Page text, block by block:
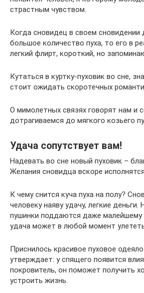
страстным чувством.
Когда сновидец в своем сновидении
большое количество пуха, то его в
легкий флирт, короткий, но
Кутаться в куртку-пуховик во сне,
стоит ожидать скоротечных
О мимолетных связях говорят нам и
дотрагиваемся до мягкого козьего
Удача сопутствует вам!
Надевать во сне новый пуховик –
Желания сновидца вскоре
К чему снится куча пуха на полу?
человеку наяву удачу, легкие
пушинки поддаются даже малейшему
удача может в любой момент
Приснилось красивое пуховое
утверждает: у спящего появится
покровитель, он поможет получить
устроить жизнь.